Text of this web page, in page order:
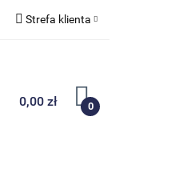
Strefa klienta
Zarejestruj się
Dodaj zgłoszenie
0,00 zł 0